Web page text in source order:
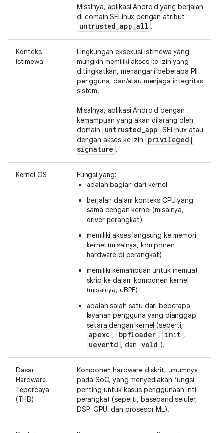
Misalnya, aplikasi Android yang berjalan
di domain SELinux dengan atribut
untrusted_app_all .
Konteks
istimewa
Lingkungan eksekusi istimewa yang
mungkin memiliki akses ke izin yang
ditingkatkan, menangani beberapa PII
pengguna, dan/atau menjaga integritas
sistem.
Misalnya, aplikasi Android dengan
kemampuan yang akan dilarang oleh
domain
untrusted_app SELinux atau
dengan akses ke izin
privileged |
signature .
Kernel OS
Fungsi yang:
adalah bagian dari kernel
berjalan dalam konteks CPU yang
sama dengan kernel (misalnya,
driver perangkat)
memiliki akses langsung ke memori
kernel (misalnya, komponen
hardware di perangkat)
memiliki kemampuan untuk memuat
skrip ke dalam komponen kernel
(misalnya, eBPF)
adalah salah satu dari beberapa
layanan pengguna yang dianggap
setara dengan kernel (seperti,
apexd , bpfloader , init ,
ueventd , dan vold ).
Dasar
Hardware
Tepercaya
(THB)
Komponen hardware diskrit, umumnya
pada SoC, yang menyediakan fungsi
penting untuk kasus penggunaan inti
perangkat (seperti, baseband seluler,
DSP, GPU, dan prosesor ML).